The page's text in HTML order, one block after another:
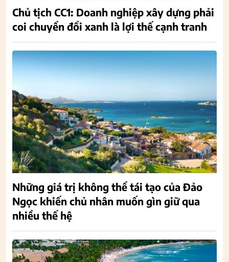
Chủ tịch CC1: Doanh nghiệp xây dựng phải
coi chuyển đổi xanh là lợi thế cạnh tranh
Những giá trị không thể tái tạo của Đảo
Ngọc khiến chủ nhân muốn gìn giữ qua
nhiều thế hệ